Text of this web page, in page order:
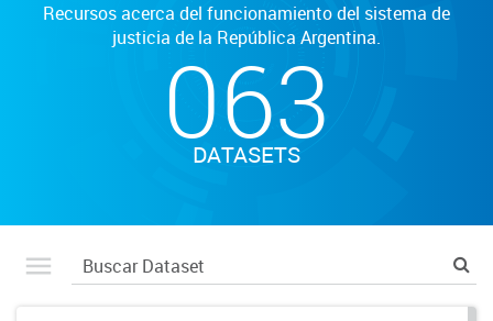
Recursos acerca del funcionamiento del sistema de
justicia de la República Argentina.
063
DATASETS